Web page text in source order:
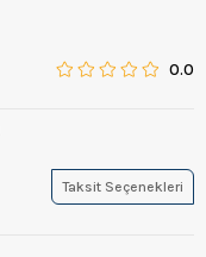
0.0
Taksit Seçenekleri